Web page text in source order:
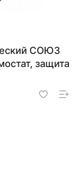
СОЮЗ
защита